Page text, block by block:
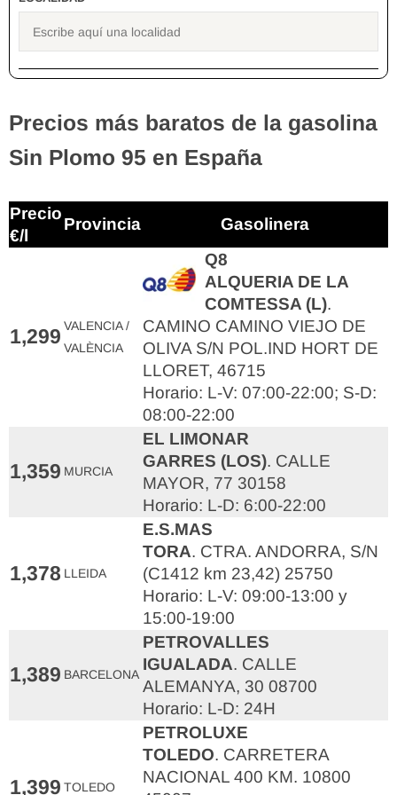
Precios más baratos de la gasolina
Sin Plomo 95 en España
Precio
€/l
Provincia Gasolinera
1,299 VALENCIA /
VALÈNCIA
Q8
ALQUERIA DE LA
COMTESSA (L).
CAMINO CAMINO VIEJO DE
OLIVA S/N POL.IND HORT DE
LLORET, 46715
Horario: L-V: 07:00-22:00; S-D:
08:00-22:00
1,359 MURCIA
EL LIMONAR
GARRES (LOS). CALLE
MAYOR, 77 30158
Horario: L-D: 6:00-22:00
1,378 LLEIDA
E.S.MAS
TORA. CTRA. ANDORRA, S/N
(C1412 km 23,42) 25750
Horario: L-V: 09:00-13:00 y
15:00-19:00
1,389 BARCELONA
PETROVALLES
IGUALADA. CALLE
ALEMANYA, 30 08700
Horario: L-D: 24H
1,399 TOLEDO
PETROLUXE
TOLEDO. CARRETERA
NACIONAL 400 KM. 10800